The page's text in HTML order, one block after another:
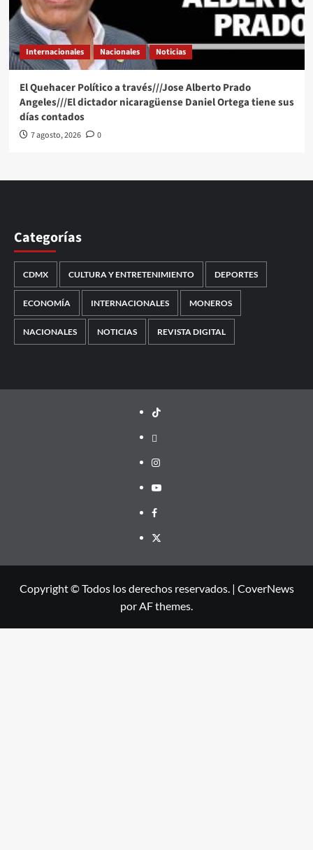
Internacionales Nacionales Noticias
El Quehacer Político a través///Jose Alberto Prado
Angeles///El dictador nicaragüense Daniel Ortega tiene sus
días contados
7 agosto, 2026 0
Categorías
CDMX CULTURA Y ENTRETENIMIENTO DEPORTES
ECONOMÍA INTERNACIONALES MONEROS
NACIONALES NOTICIAS REVISTA DIGITAL
TikTok
threads
Instagram
Youtube
Facebook
X
Copyright © Todos los derechos reservados. | CoverNews
por AF themes.